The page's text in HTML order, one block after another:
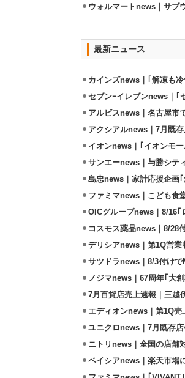
ウォルマートnews｜サブ
最新ニュース
カインズnews｜｢解凍も
セブンｰイレブンnews｜｢
アルビスnews｜名古屋市
アクシアルnews｜7月既
イオンnews｜｢イオンモ
サンエーnews｜与勝シテ
島忠news｜家計応援企画
ファミマnews｜こども食
OICグループnews｜8/16｢
コスモス薬品news｜8/28
デリシアnews｜第1Q営業
サツドラnews｜8/3付け
ノジマnews｜67周年｢大
7月百貨店売上速報｜三越
エディオンnews｜第1Q
ユニクロnews｜7月既存
ニトリnews｜全国の店舗
ベイシアnews｜楽天市場